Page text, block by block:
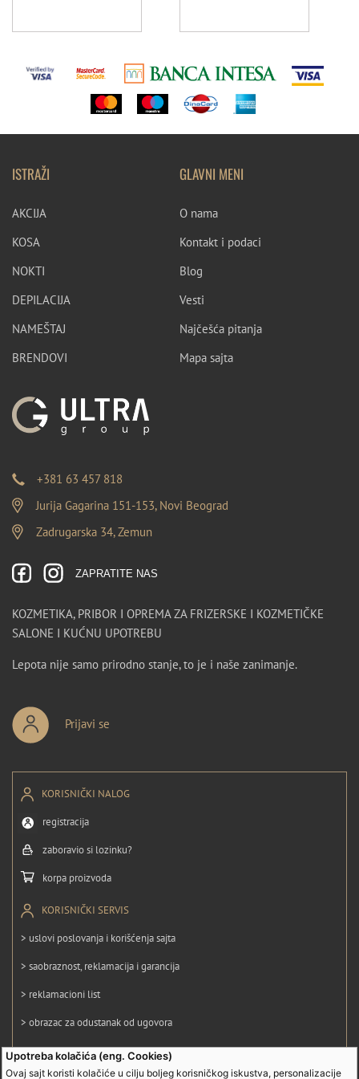
Upotreba kolačića (eng. Cookies)
Ovaj sajt koristi kolačiće u cilju boljeg korisničkog iskustva, personalizacije
ISTRAŽI
AKCIJA
KOSA
NOKTI
DEPILACIJA
NAMEŠTAJ
BRENDOVI
GLAVNI MENI
O nama
Kontakt i podaci
Blog
Vesti
Najčešća pitanja
Mapa sajta
+381 63 457 818
Jurija Gagarina 151-153, Novi Beograd
Zadrugarska 34, Zemun
ZAPRATITE NAS
KOZMETIKA, PRIBOR I OPREMA ZA FRIZERSKE I KOZMETIČKE
SALONE I KUĆNU UPOTREBU
Lepota nije samo prirodno stanje, to je i naše zanimanje.
Prijavi se
KORISNIČKI NALOG
registracija
zaboravio si lozinku?
korpa proizvoda
KORISNIČKI SERVIS
> uslovi poslovanja i korišćenja sajta
> saobraznost, reklamacija i garancija
> reklamacioni list
> obrazac za odustanak od ugovora
> politika privatnosti